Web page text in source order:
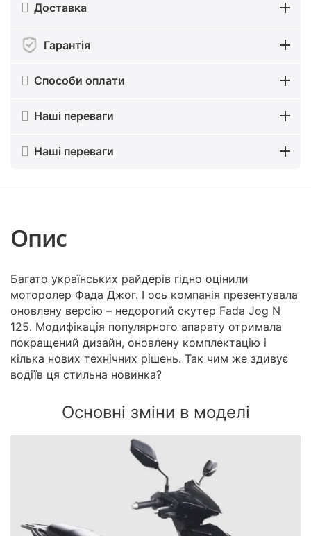
Доставка
Гарантія
Способи оплати
Наші переваги
Наші переваги
Опис
Багато українських райдерів гідно оцінили
моторолер Фада Джог. І ось компанія презентувала
оновлену версію – недорогий скутер Fada Jog N
125. Модифікація популярного апарату отримала
покращений дизайн, оновлену комплектацію і
кілька нових технічних рішень. Так чим же здивує
водіїв ця стильна новинка?
Основні зміни в моделі